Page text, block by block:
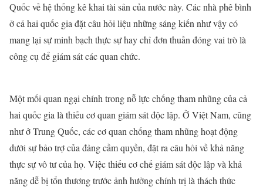
Quốc về hệ thống kê khai tài sản của nước này. Các nhà phê bình
ở cả hai quốc gia đặt câu hỏi liệu những sáng kiến như vậy có
mang lại sự minh bạch thực sự hay chỉ đơn thuần đóng vai trò là
công cụ để giám sát các quan chức.
Một mối quan ngại chính trong nỗ lực chống tham nhũng của cả
hai quốc gia là thiếu cơ quan giám sát độc lập. Ở Việt Nam, cũng
như ở Trung Quốc, các cơ quan chống tham nhũng hoạt động
dưới sự bảo trợ của đảng cầm quyền, đặt ra câu hỏi về khả năng
thực sự vô tư của họ. Việc thiếu cơ chế giám sát độc lập và khả
năng dễ bị tổn thương trước ảnh hưởng chính trị là thách thức